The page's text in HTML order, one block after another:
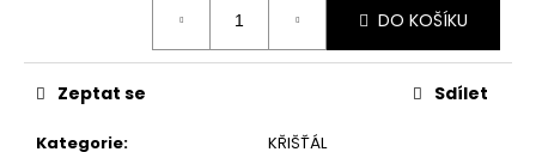
DO KOŠÍKU
Kategorie:
KŘIŠŤÁL
Zeptat se Sdílet